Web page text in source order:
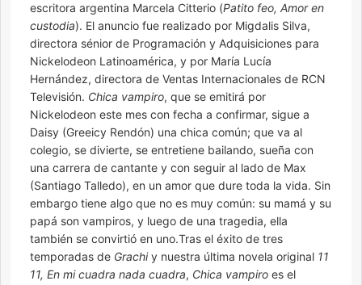
escritora argentina Marcela Citterio (Patito feo, Amor en
custodia). El anuncio fue realizado por Migdalis Silva,
directora sénior de Programación y Adquisiciones para
Nickelodeon Latinoamérica, y por María Lucía
Hernández, directora de Ventas Internacionales de RCN
Televisión. Chica vampiro, que se emitirá por
Nickelodeon este mes con fecha a confirmar, sigue a
Daisy (Greeicy Rendón) una chica común; que va al
colegio, se divierte, se entretiene bailando, sueña con
una carrera de cantante y con seguir al lado de Max
(Santiago Talledo), en un amor que dure toda la vida. Sin
embargo tiene algo que no es muy común: su mamá y su
papá son vampiros, y luego de una tragedia, ella
también se convirtió en uno.Tras el éxito de tres
temporadas de Grachiy nuestra última novela original 11
11, En mi cuadra nada cuadra, Chica vampiro es el